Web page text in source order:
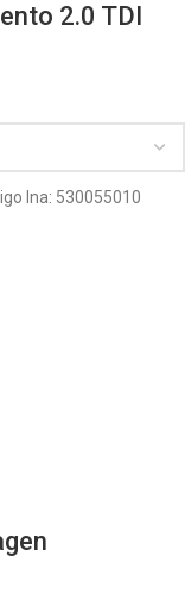
2.0 TDI
Ina: 530055010